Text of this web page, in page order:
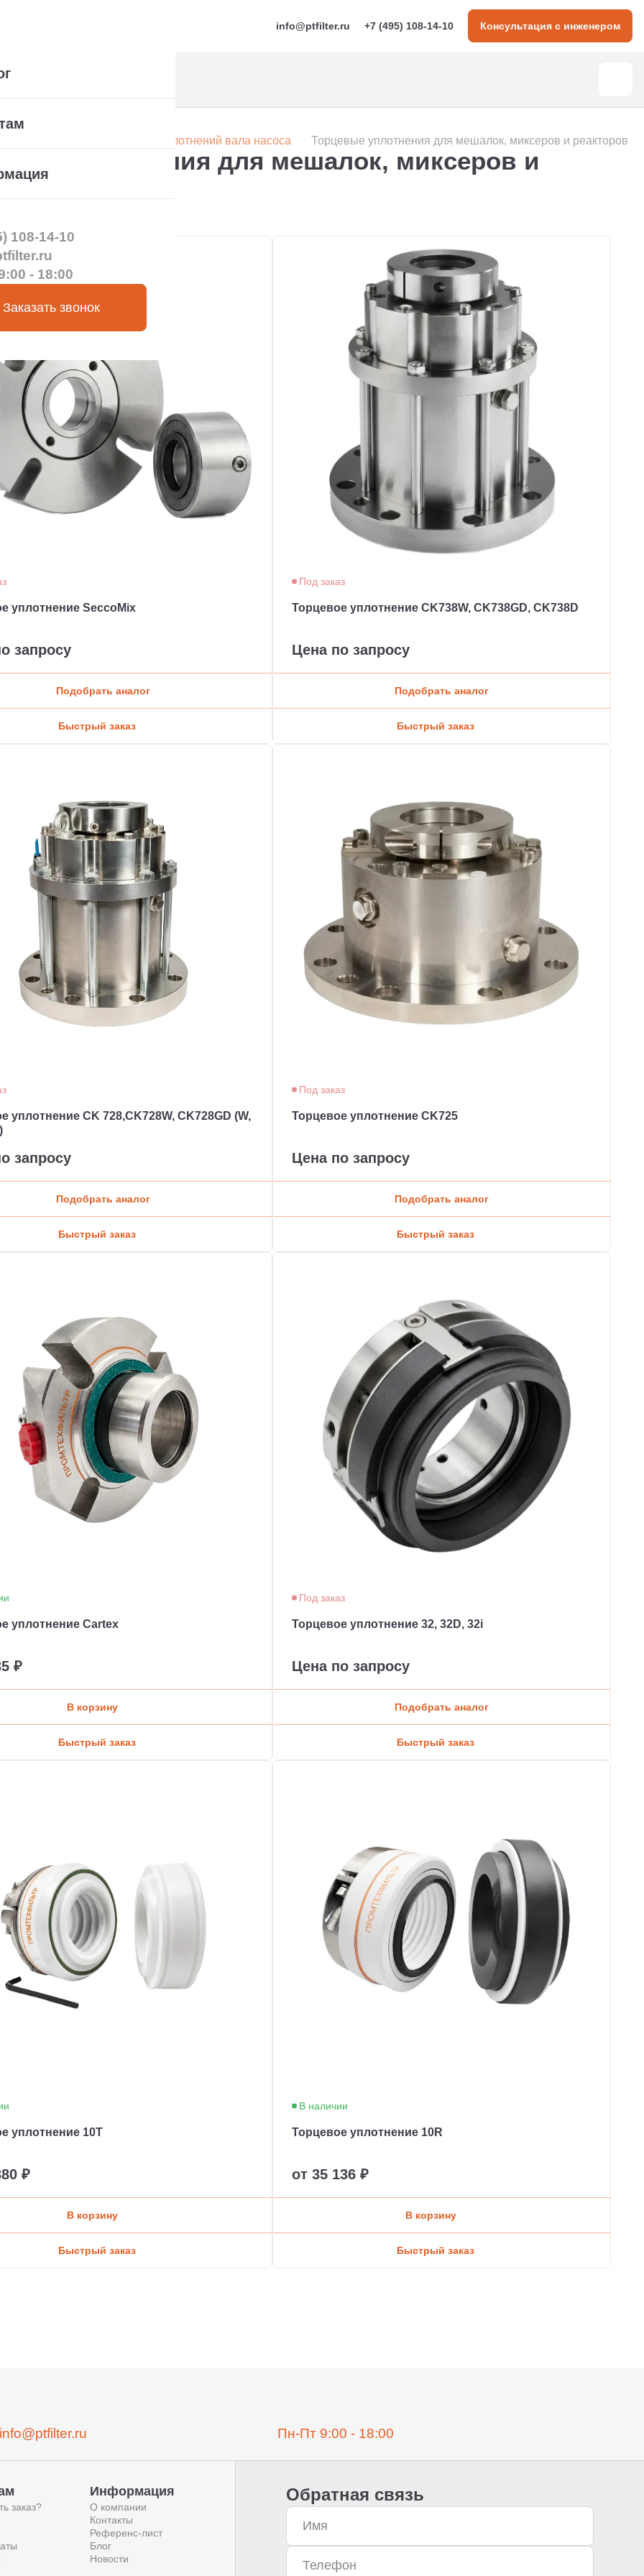
info@ptfilter.ru +7 (495) 108-14-10 Консультация с инженером
Каталог торцевых уплотнений вала насоса Торцевые уплотнения для мешалок, миксеров и реакторов
уплотнения для мешалок, миксеров и
уплотнение SeccoMix
запросу
Подобрать аналог
Быстрый заказ
Под заказ
Торцевое уплотнение CK738W, CK738GD, CK738D
Цена по запросу
Подобрать аналог
Быстрый заказ
уплотнение CK 728,CK728W, CK728GD (W,
запросу
Подобрать аналог
Быстрый заказ
Под заказ
Торцевое уплотнение CK725
Цена по запросу
Подобрать аналог
Быстрый заказ
уплотнение Cartex
₽
В корзину
Быстрый заказ
Под заказ
Торцевое уплотнение 32, 32D, 32i
Цена по запросу
Подобрать аналог
Быстрый заказ
уплотнение 10T
₽
В корзину
Быстрый заказ
В наличии
Торцевое уплотнение 10R
от 35 136 ₽
В корзину
Быстрый заказ
info@ptfilter.ru Пн-Пт 9:00 - 18:00
заказ?
Информация
О компании
Контакты
Референс-лист
Блог
Новости
Обратная связь
108-14-10
- 18:00
Заказать звонок